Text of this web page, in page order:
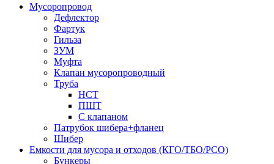
Мусоропровод
Дефлектор
Фартук
Гильза
ЗУМ
Муфта
Клапан мусоропроводный
Труба
НСТ
ПШТ
С клапаном
Патрубок шибера+фланец
Шибер
Емкости для мусора и отходов (КГО/ТБО/РСО)
Бункеры